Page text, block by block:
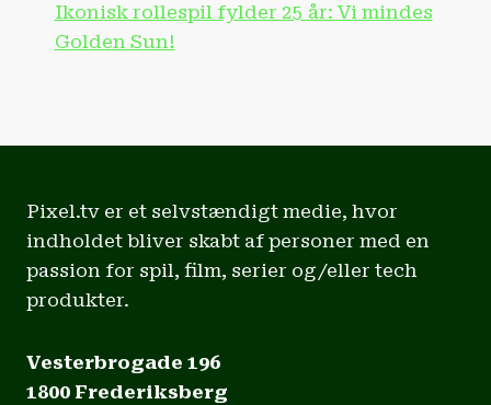
Ikonisk rollespil fylder 25 år: Vi mindes
Golden Sun!
Pixel.tv er et selvstændigt medie, hvor
indholdet bliver skabt af personer med en
passion for spil, film, serier og/eller tech
produkter.
Vesterbrogade 196
1800 Frederiksberg